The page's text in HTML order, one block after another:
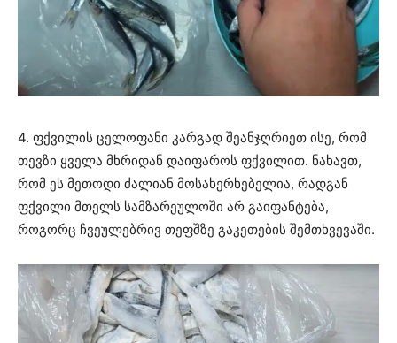
4. ფქვილის ცელოფანი კარგად შეანჯღრიეთ ისე, რომ
თევზი ყველა მხრიდან დაიფაროს ფქვილით. ნახავთ,
რომ ეს მეთოდი ძალიან მოსახერხებელია, რადგან
ფქვილი მთელს სამზარეულოში არ გაიფანტება,
როგორც ჩვეულებრივ თეფშზე გაკეთების შემთხვევაში.